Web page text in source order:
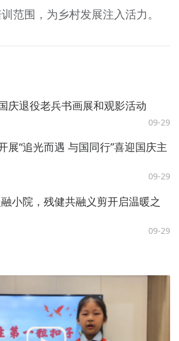
范围，为乡村发展注入活力。
庆退役老兵书画展和观影活动
09-29
展“追光而遇 与国同行”喜迎国庆主
09-29
小院，残健共融义剪开启温暖之
09-29